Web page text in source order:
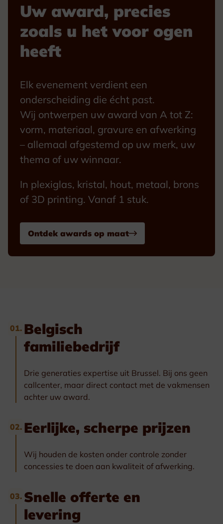
Uw award, precies
zoals u het voor ogen
heeft
Elk evenement verdient een
onderscheiding die écht past.
Wij ontwerpen uw award van A tot Z:
vorm, materiaal, gravure en afwerking
– allemaal afgestemd op uw merk, uw
thema of uw winnaar.
In plexiglas, kristal, hout, metaal, brons
of 3D printing. Vanaf 1 stuk.
Ontdek awards op maat
01. Belgisch
familiebedrijf
Drie generaties expertise uit Brussel. Bij ons geen
callcenter, maar direct contact met de vakmensen
achter uw award.
02. Eerlijke, scherpe prijzen
Wij houden de kosten onder controle zonder
concessies te doen aan kwaliteit of afwerking.
03. Snelle offerte en
levering